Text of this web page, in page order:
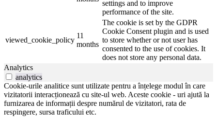
settings and to improve
performance of the site.
viewed_cookie_policy
11
months
The cookie is set by the GDPR
Cookie Consent plugin and is used
to store whether or not user has
consented to the use of cookies. It
does not store any personal data.
Analytics
analytics
Cookie-urile analitice sunt utilizate pentru a înțelege modul în care
vizitatorii interacționează cu site-ul web. Aceste cookie - uri ajută la
furnizarea de informații despre numărul de vizitatori, rata de
respingere, sursa traficului etc.